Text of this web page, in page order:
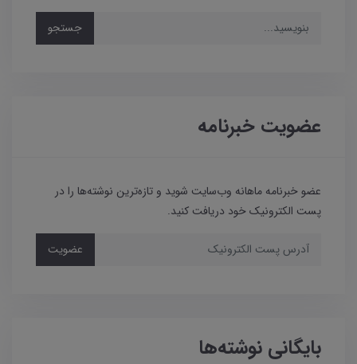
جستجو
عضویت خبرنامه
عضو خبرنامه ماهانه وب‌سایت شوید و تازه‌ترین نوشته‌ها را در
پست الکترونیک خود دریافت کنید.
عضویت
بایگانی نوشته‌ها